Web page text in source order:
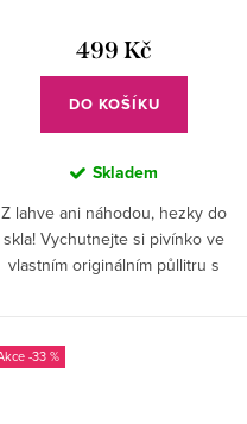
499 Kč
DO KOŠÍKU
Skladem
Z lahve ani náhodou, hezky do
skla! Vychutnejte si pivínko ve
vlastním originálním půllitru s
-33 %